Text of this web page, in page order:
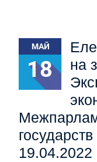
МАЙ
18
на
19.04.2022